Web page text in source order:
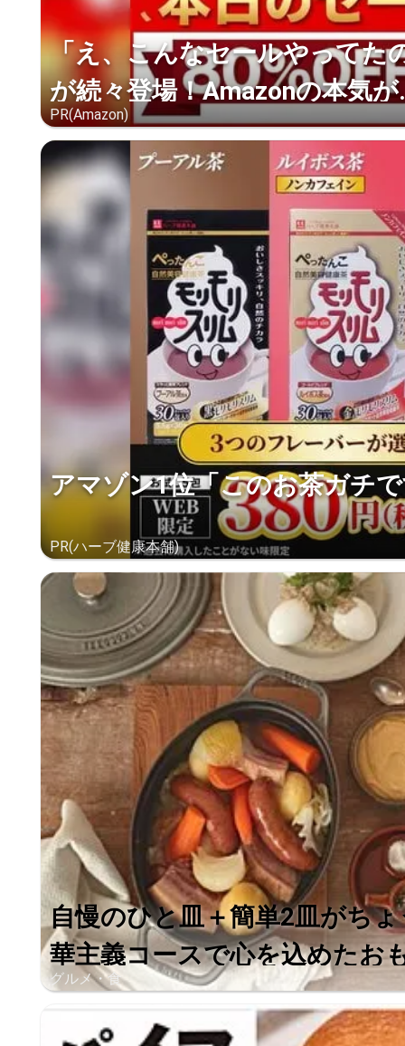
「え、こんなセールやってた
が続々登場！Amazonの本気が
PR(Amazon)
アマゾン1位「このお茶ガチ
PR(ハーブ健康本舗)
自慢のひと皿＋簡単2皿がち
華主義コースで心を込めたお
グルメ・食